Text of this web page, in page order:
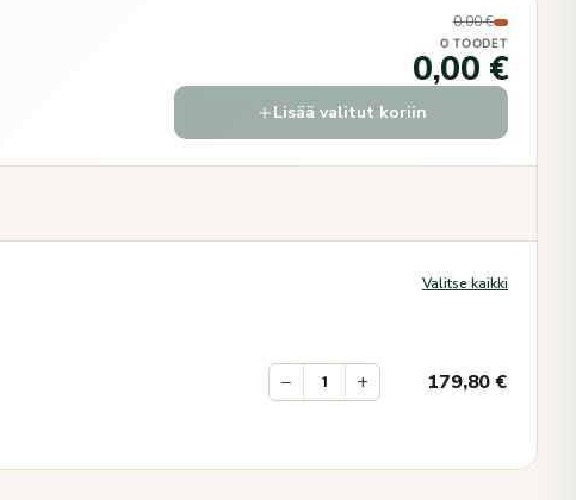
0,00 €
0 TOODET
0,00 €
Lisää valitut koriin
Valitse kaikki
− + 179,80€